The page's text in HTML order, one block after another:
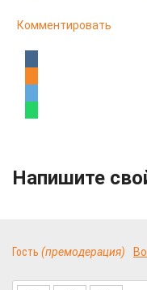
Комментировать
Напишите
Гость (премодерация)